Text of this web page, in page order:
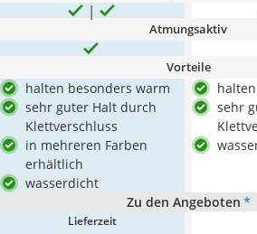
Atmungsaktiv
Vorteile
halten besonders warm
sehr guter Halt durch
Klettverschluss
in mehreren Farben
erhältlich
wasserdicht
sehr
Zu den Angeboten *
Lieferzeit